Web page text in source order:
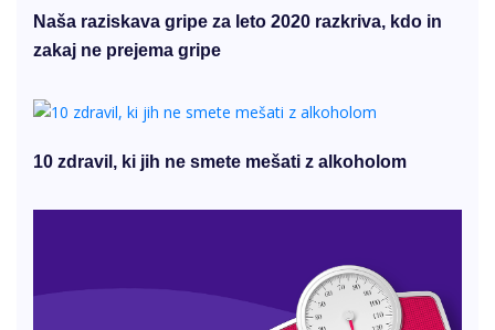
Naša raziskava gripe za leto 2020 razkriva, kdo in
zakaj ne prejema gripe
10 zdravil, ki jih ne smete mešati z alkoholom